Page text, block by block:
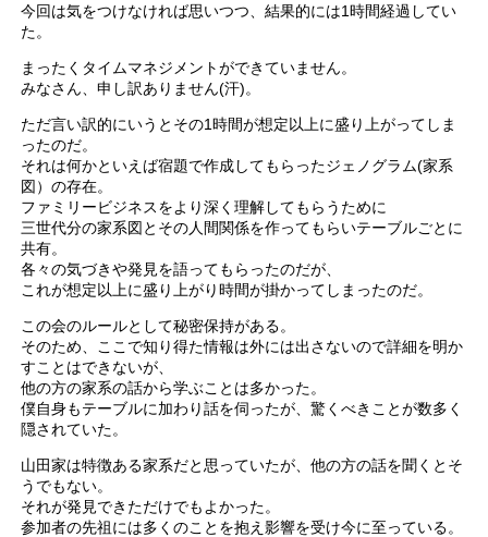
今回は気をつけなければ思いつつ、結果的には1時間経過してい
た。
まったくタイムマネジメントができていません。
みなさん、申し訳ありません(汗)。
ただ言い訳的にいうとその1時間が想定以上に盛り上がってしま
ったのだ。
それは何かといえば宿題で作成してもらったジェノグラム(家系
図）の存在。
ファミリービジネスをより深く理解してもらうために
三世代分の家系図とその人間関係を作ってもらいテーブルごとに
共有。
各々の気づきや発見を語ってもらったのだが、
これが想定以上に盛り上がり時間が掛かってしまったのだ。
この会のルールとして秘密保持がある。
そのため、ここで知り得た情報は外には出さないので詳細を明か
すことはできないが、
他の方の家系の話から学ぶことは多かった。
僕自身もテーブルに加わり話を伺ったが、驚くべきことが数多く
隠されていた。
山田家は特徴ある家系だと思っていたが、他の方の話を聞くとそ
うでもない。
それが発見できただけでもよかった。
参加者の先祖には多くのことを抱え影響を受け今に至っている。